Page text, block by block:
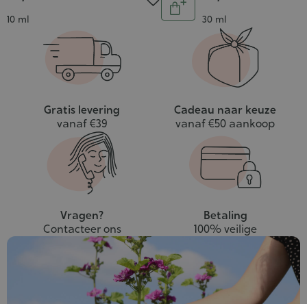
Inhoud
10 ml
In
winkelwagen
Inhoud
30 ml
Gratis levering
vanaf €39
Cadeau naar keuze
vanaf €50 aankoop
Vragen?
Contacteer ons
Betaling
100% veilige